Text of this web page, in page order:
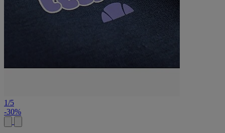
1/5
-30%